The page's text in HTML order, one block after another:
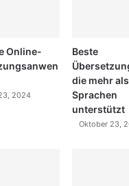
Online-
2024
Beste
die mehr
Sprachen
unterstützt
Oktober 23,